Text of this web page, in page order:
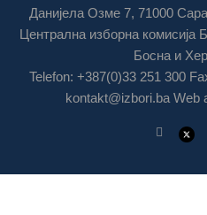
Данијела Озме 7, 71000
Централна изборна комисија
Босна и
Telefon: +387(0)33 251 300
kontakt@izbori.ba Web